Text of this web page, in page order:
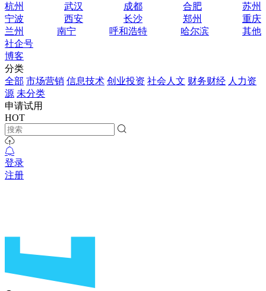
杭州
武汉 成都 合肥
苏州
宁波
西安 长沙 郑州
重庆
兰州
南宁 呼和浩特 哈尔滨
其他
社企号
博客
分类
全部 市场营销 信息技术 创业投资 社会人文 财务财经 人力资
源 未分类
申请试用
HOT
登录
注册